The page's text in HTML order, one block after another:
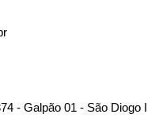
- Galpão 01 - São Diogo I